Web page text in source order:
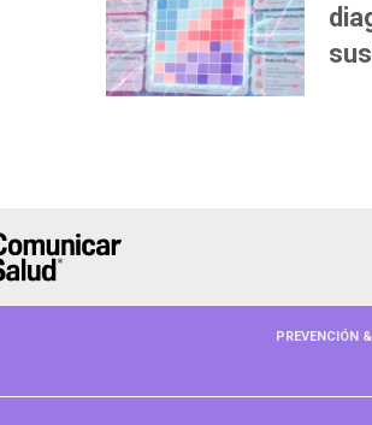
PREVENCIÓN